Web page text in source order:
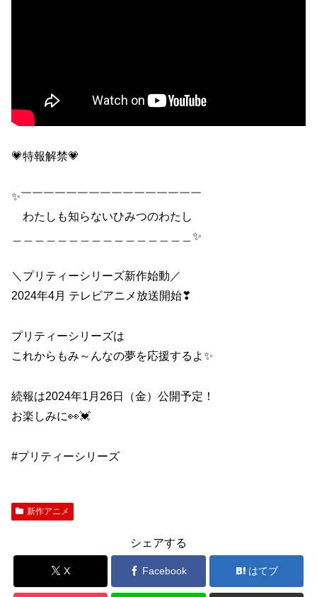
💗特報解禁💗
✨￣￣￣￣￣￣￣￣￣￣￣￣￣￣￣￣
わたしも知らないひみつのわたし
＿＿＿＿＿＿＿＿＿＿＿＿＿＿＿＿✨
＼プリティーシリーズ新作始動／
2024年4月 テレビアニメ放送開始❣
プリティーシリーズは
これからもみ～んなの夢を応援するよ✨
続報は2024年1月26日（金）公開予定！
お楽しみに👀💓
#プリティーシリーズ
新作アニメ
シェアする
X Facebook はてブ